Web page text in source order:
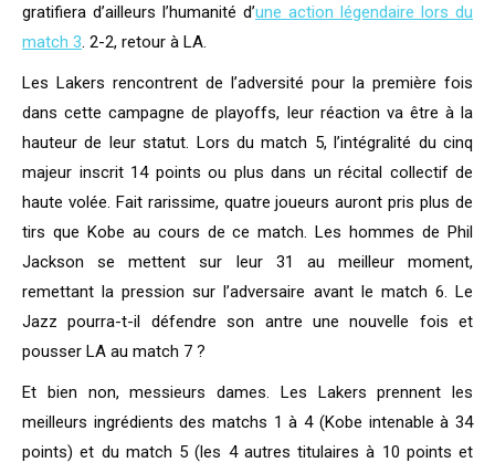
gratifiera d’ailleurs l’humanité d’une action légendaire lors du
match 3. 2-2, retour à LA.
Les Lakers rencontrent de l’adversité pour la première fois
dans cette campagne de playoffs, leur réaction va être à la
hauteur de leur statut. Lors du match 5, l’intégralité du cinq
majeur inscrit 14 points ou plus dans un récital collectif de
haute volée. Fait rarissime, quatre joueurs auront pris plus de
tirs que Kobe au cours de ce match. Les hommes de Phil
Jackson se mettent sur leur 31 au meilleur moment,
remettant la pression sur l’adversaire avant le match 6. Le
Jazz pourra-t-il défendre son antre une nouvelle fois et
pousser LA au match 7 ?
Et bien non, messieurs dames. Les Lakers prennent les
meilleurs ingrédients des matchs 1 à 4 (Kobe intenable à 34
points) et du match 5 (les 4 autres titulaires à 10 points et